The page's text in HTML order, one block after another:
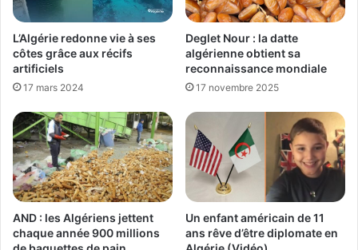
L’Algérie redonne vie à ses
côtes grâce aux récifs
artificiels
17 mars 2024
Deglet Nour : la datte
algérienne obtient sa
reconnaissance mondiale
17 novembre 2025
AND : les Algériens jettent
chaque année 900 millions
Un enfant américain de 11
ans rêve d’être diplomate en